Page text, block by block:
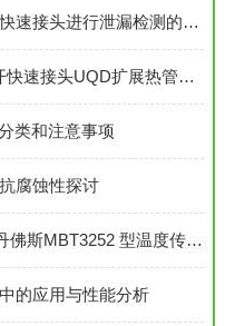
定期对5400-S5-8制冷行业用快速接头进行泄漏检测的必要性与操作方法
丹佛斯通过新型通用快速断开快速接头UQD扩展热管理产品组合
类和注意事项
腐蚀性探讨
数据中心液冷机柜CDU配套丹佛斯MBT3252 型温度传感器
的应用与性能分析